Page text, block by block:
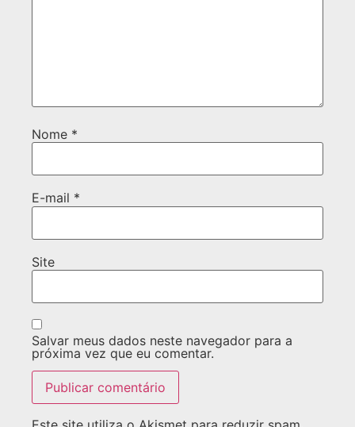
Nome *
E-mail *
Site
Salvar meus dados neste navegador para a
próxima vez que eu comentar.